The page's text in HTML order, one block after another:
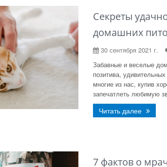
Секреты
домашних
30 сентября 2021 г.
Забавные и веселые
позитива,
многие из нас, купив
запечатлеть любимую
Читать далее
7 фактов о